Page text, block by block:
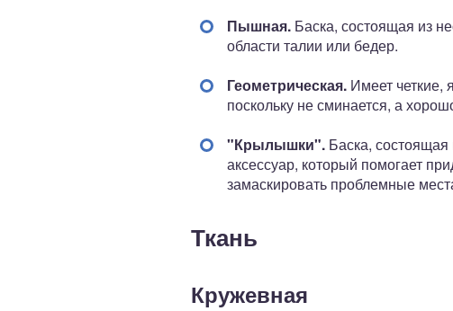
Пышная. Баска, состоящая из
области талии или бедер.
Геометрическая. Имеет четкие,
поскольку не сминается, а
"Крылышки". Баска,
аксессуар, который помогает
замаскировать проблемные
Ткань
Кружевная